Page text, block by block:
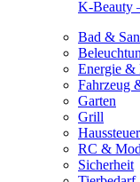
K-Beauty
Bad &
Energie &
Fahrzeug
Garten
Grill
RC &
Sicherheit